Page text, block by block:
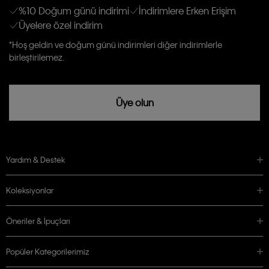
Kişiye özel ticari elektronik iletilerini almak için Açık Onay
veriyorum.
Aydınlatma Metni’niokuduğumu kabul ediyorum.
Calvin Klein tarafından kişisel verilerimin yurtdışına aktarılmasına açık
rızam vardır
%10 Doğum günü indirimi
İndirimlere Erken Erişim
Üyelere özel indirim
*Hoş geldin ve doğum günü indirimleri diğer indirimlerle
birleştirilemez.
Üye olun
Yardım & Destek
Koleksiyonlar
Öneriler & İpuçları
Popüler Kategorilerimiz